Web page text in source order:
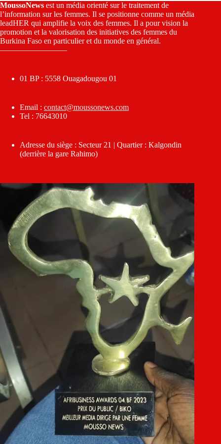
MoussoNews est un média orienté sur le traitement de
l’information sur les femmes. Il se positionne comme un média
leadHER qui amplifie la voix des femmes. Il a pour vision la
promotion et la valorisation des initiatives des femmes du
Burkina Faso en particulier et du monde en général.
————————–
01 BP : 5558 Ouagadougou 01
Email : contact@moussonews.com
Tel : 76643010
Adresse du siège : Secteur 21 | Quartier : Kalgondin
(derrière la gare Rahimo)